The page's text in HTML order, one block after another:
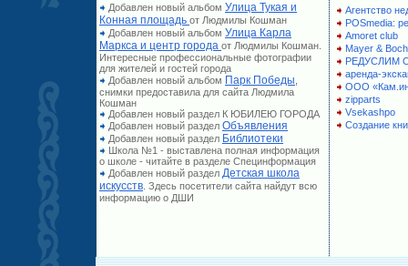
Добавлен новый альбом Улица Тукая и
Конная площадь от Людмилы Кошман
Добавлен новый альбом Улица Карла
Маркса и центр города от Людмилы Кошман.
Интересные профессиональные фотографии
для жителей и гостей города
Добавлен новый альбом Парк Победы
снимки предоставила для сайта Людмила
Кошман
Добавлен новый раздел К ЮБИЛЕЮ ГОРОДА
Добавлен новый раздел Объявления
Добавлен новый раздел Библиотеки
Школа №1 - выставлена полная информация
о школе - читайте в разделе Специнформация
Добавлен новый раздел Детская школа
искусств . Здесь посетители сайта найдут всю
информацию о ДШИ
Агентство
POSmedia:
Amoret club
Mayer & Boch
РЕДУСЛИМ
аренда-
ООО
zipparts
Vsekashpo
Создание